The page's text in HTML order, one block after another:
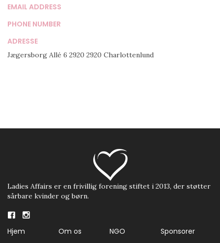
EMAIL ADDRESS
PHONE NUMBER
ADRESSE
Jægersborg Allé 6 2920 2920 Charlottenlund
Ladies Affairs er en frivillig forening stiftet i 2013, der støtter
sårbare kvinder og børn.
Hjem Om os NGO
Sponsorer